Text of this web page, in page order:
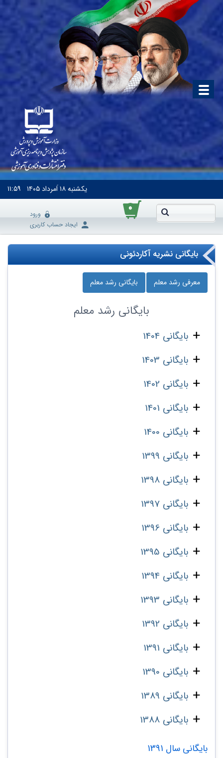
یکشنبه۱۸ اَمرداد ۱۴۰۵ ۱۱:۵۹
۰
ورود
ایجاد حساب کاربری
بایگانی نشریه آکاردئونی
معرفی رشد معلم بایگانی رشد معلم
بایگانی رشد معلم
بایگانی 1404
بایگانی 1403
بایگانی 1402
بایگانی 1401
بایگانی 1400
بایگانی 1399
بایگانی 1398
بایگانی 1397
بایگانی 1396
بایگانی 1395
بایگانی 1394
بایگانی 1393
بایگانی 1392
بایگانی 1391
بایگانی 1390
بایگانی 1389
بایگانی 1388
بایگانی سال 1391